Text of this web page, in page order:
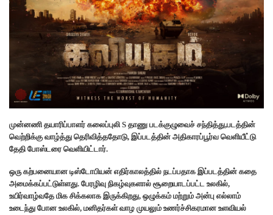
முன்னணி தயாரிப்பாளர் கலைப்புலி S தாணு படக்குழுவைச் சந்தித்து,படத்தின்
வெற்றிக்கு வாழ்த்து தெரிவித்ததோடு, இப்படத்தின் அதிகாரப்பூர்வ வெளியீட்டு
தேதி போஸ்டரை வெளியிட்டார்.
ஒரு கற்பனையான டிஸ்டோபியன் எதிர்காலத்தில் நடப்பதாக இப்படத்தின் கதை
அமைக்கப்பட்டுள்ளது. பேரழிவு நிகழ்வுகளால் சூறையாடப்பட்ட உலகில்,
உயிர்வாழ்வதே மிக சிக்கலாக இருக்கிறது, ஒழுக்கம் மற்றும் அன்பு எல்லாம்
உடைந்து போன உலகில், மனிதர்கள் வாழ முயலும் உணர்ச்சிகரமான உளவியல்